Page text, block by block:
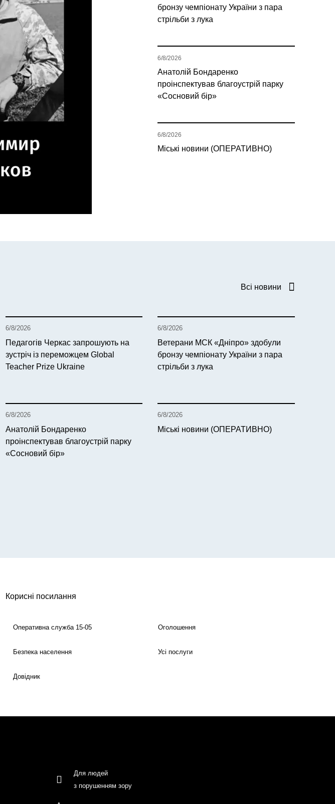
бронзу чемпіонату України з пара
стрільби з лука
Анатолій Бондаренко
проінспектував благоустрій парку
«Сосновий бір»
6/8/2026
Міські новини (ОПЕРАТИВНО)
6/8/2026
Всі новини
6/8/2026
Педагогів Черкас запрошують на
зустріч із переможцем Global
Teacher Prize Ukraine
6/8/2026
Ветерани МСК «Дніпро» здобули
бронзу чемпіонату України з пара
стрільби з лука
6/8/2026
Анатолій Бондаренко
проінспектував благоустрій парку
«Сосновий бір»
6/8/2026
Міські новини (ОПЕРАТИВНО)
Корисні посилання
Оперативна служба 15-05 Оголошення
Безпека населення Усі послуги
Довідник
Для людей
з порушенням зору